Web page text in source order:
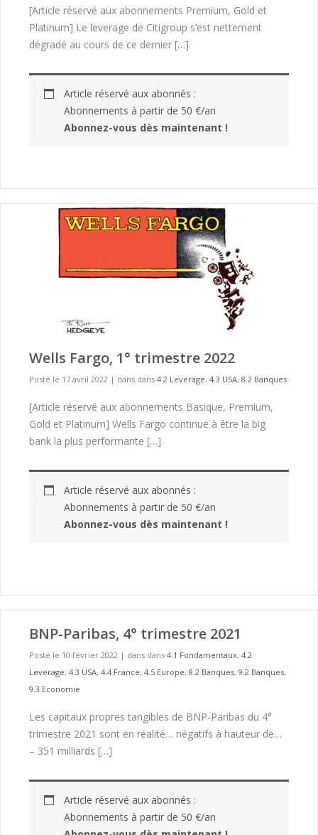
[Article réservé aux abonnements Premium, Gold et
Platinum] Le leverage de Citigroup s’est nettement
dégradé au cours de ce dernier […]
Article réservé aux abonnés :
Abonnements à partir de 50 €/an
Abonnez-vous dès maintenant !
Wells Fargo, 1° trimestre 2022
Posté le 17 avril 2022 | dans dans 4.2 Leverage, 4.3 USA, 8.2 Banques
[Article réservé aux abonnements Basique, Premium,
Gold et Platinum] Wells Fargo continue à être la big
bank la plus performante […]
Article réservé aux abonnés :
Abonnements à partir de 50 €/an
Abonnez-vous dès maintenant !
BNP-Paribas, 4° trimestre 2021
Posté le 10 février 2022 | dans dans 4.1 Fondamentaux, 4.2
Leverage, 4.3 USA, 4.4 France, 4.5 Europe, 8.2 Banques, 9.2 Banques,
9.3 Economie
Les capitaux propres tangibles de BNP-Paribas du 4°
trimestre 2021 sont en réalité… négatifs à hauteur de…
– 351 milliards […]
Article réservé aux abonnés :
Abonnements à partir de 50 €/an